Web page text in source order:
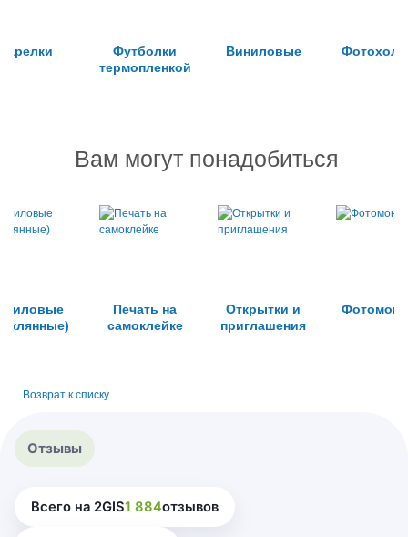
Тарелки
Футболки
термопленкой
Виниловые
Вам могут понадобиться
Печать на
самоклейке
Открытки и
приглашения
Возврат к списку
Отзывы
Всего на 2GIS1 884отзывов